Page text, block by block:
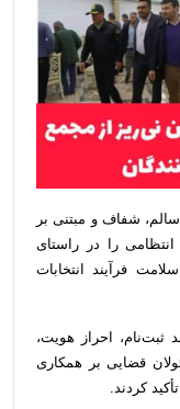
شفاف و مبتنی بر
را در راستای
فرآیند انتخابات
ثبت‌نام، احراز هویت،
قضایی بر همکاری
کردند.